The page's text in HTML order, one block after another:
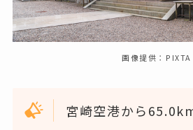
画像提供：PIXTA
宮崎空港から